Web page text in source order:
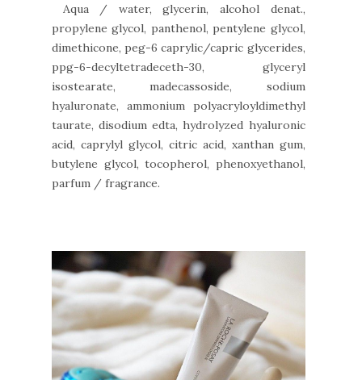
Aqua / water, glycerin, alcohol denat.,
propylene glycol, panthenol, pentylene glycol,
dimethicone, peg-6 caprylic/capric glycerides,
ppg-6-decyltetradeceth-30, glyceryl
isostearate, madecassoside, sodium
hyaluronate, ammonium polyacryloyldimethyl
taurate, disodium edta, hydrolyzed hyaluronic
acid, caprylyl glycol, citric acid, xanthan gum,
butylene glycol, tocopherol, phenoxyethanol,
parfum / fragrance.